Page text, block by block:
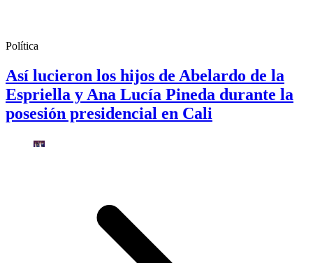
Política
Así lucieron los hijos de Abelardo de la
Espriella y Ana Lucía Pineda durante la
posesión presidencial en Cali